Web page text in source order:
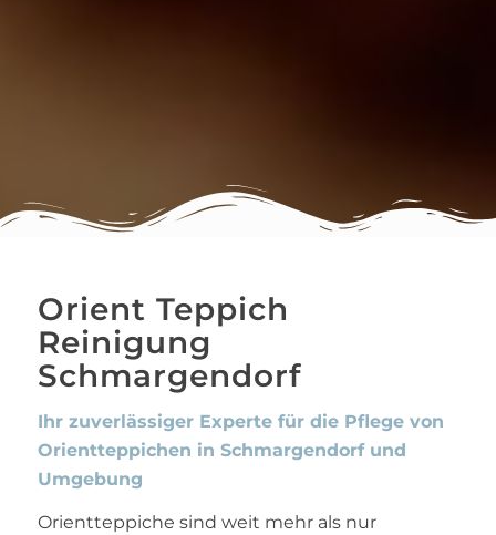
Orient Teppich
Reinigung
Schmargendorf
Ihr zuverlässiger Experte für die Pflege von
Orientteppichen in Schmargendorf und
Umgebung
Orientteppiche sind weit mehr als nur